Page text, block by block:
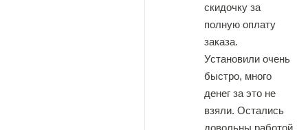
скидочку за
полную оплату
заказа.
Установили очень
быстро, много
денег за это не
взяли. Остались
довольны работой